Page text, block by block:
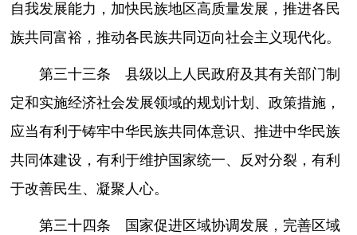
自我发展能力，加快民族地区高质量发展，推进各民
族共同富裕，推动各民族共同迈向社会主义现代化。
第三十三条 县级以上人民政府及其有关部门制
定和实施经济社会发展领域的规划计划、政策措施，
应当有利于铸牢中华民族共同体意识、推进中华民族
共同体建设，有利于维护国家统一、反对分裂，有利
于改善民生、凝聚人心。
第三十四条 国家促进区域协调发展，完善区域